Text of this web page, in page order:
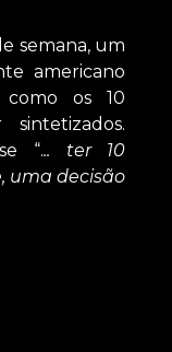
semana, um
americano
como os 10
“... ter 10
uma decisão